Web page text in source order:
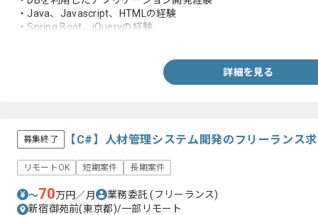
・Java、Javascript、HTMLの経験
・Spring Boot、jQueryの経験
詳細を見る
募集終了 【C#】人材管理システム開発のフリーランス
リモートOK 短期案件 長期案件
〜70万円／月 業務委託(フリーランス)
新宿御苑前(東京都)/一部リモート